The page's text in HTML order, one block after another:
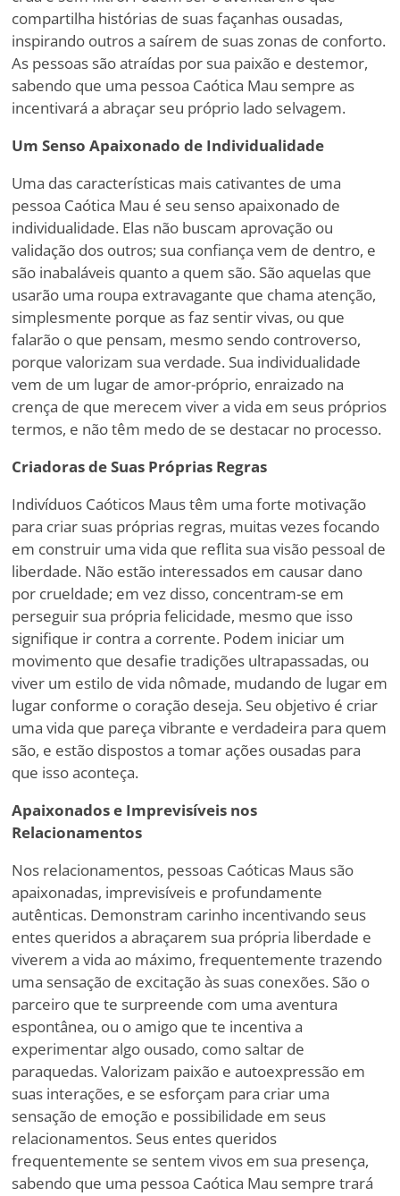
compartilha histórias de suas façanhas ousadas,
inspirando outros a saírem de suas zonas de conforto.
As pessoas são atraídas por sua paixão e destemor,
sabendo que uma pessoa Caótica Mau sempre as
incentivará a abraçar seu próprio lado selvagem.
Um Senso Apaixonado de Individualidade
Uma das características mais cativantes de uma
pessoa Caótica Mau é seu senso apaixonado de
individualidade. Elas não buscam aprovação ou
validação dos outros; sua confiança vem de dentro, e
são inabaláveis quanto a quem são. São aquelas que
usarão uma roupa extravagante que chama atenção,
simplesmente porque as faz sentir vivas, ou que
falarão o que pensam, mesmo sendo controverso,
porque valorizam sua verdade. Sua individualidade
vem de um lugar de amor-próprio, enraizado na
crença de que merecem viver a vida em seus próprios
termos, e não têm medo de se destacar no processo.
Criadoras de Suas Próprias Regras
Indivíduos Caóticos Maus têm uma forte motivação
para criar suas próprias regras, muitas vezes focando
em construir uma vida que reflita sua visão pessoal de
liberdade. Não estão interessados em causar dano
por crueldade; em vez disso, concentram-se em
perseguir sua própria felicidade, mesmo que isso
signifique ir contra a corrente. Podem iniciar um
movimento que desafie tradições ultrapassadas, ou
viver um estilo de vida nômade, mudando de lugar em
lugar conforme o coração deseja. Seu objetivo é criar
uma vida que pareça vibrante e verdadeira para quem
são, e estão dispostos a tomar ações ousadas para
que isso aconteça.
Apaixonados e Imprevisíveis nos
Relacionamentos
Nos relacionamentos, pessoas Caóticas Maus são
apaixonadas, imprevisíveis e profundamente
autênticas. Demonstram carinho incentivando seus
entes queridos a abraçarem sua própria liberdade e
viverem a vida ao máximo, frequentemente trazendo
uma sensação de excitação às suas conexões. São o
parceiro que te surpreende com uma aventura
espontânea, ou o amigo que te incentiva a
experimentar algo ousado, como saltar de
paraquedas. Valorizam paixão e autoexpressão em
suas interações, e se esforçam para criar uma
sensação de emoção e possibilidade em seus
relacionamentos. Seus entes queridos
frequentemente se sentem vivos em sua presença,
sabendo que uma pessoa Caótica Mau sempre trará